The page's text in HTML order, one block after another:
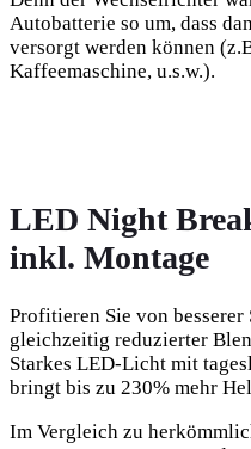
Autobatterie so um, dass
versorgt werden können
Kaffeemaschine, u.s.w.).
LED Night
inkl. Montage
Profitieren Sie von
gleichzeitig reduzierter
Starkes LED-Licht mit
bringt bis zu 230% mehr
Im Vergleich zu